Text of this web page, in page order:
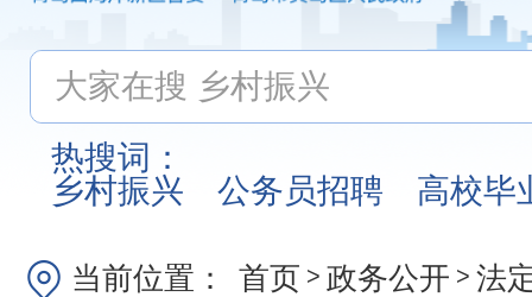
热搜词：
乡村振兴
公务员招聘 高校毕
当前位置： 首页 > 政务公开 > 法